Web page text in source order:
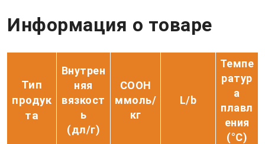
Информация о товаре
Тип
продук
та
Внутрен
няя
вязкост
ь
(дл/г)
COOH
ммоль/
кг
L/b
Темпе
ратур
а
плавл
ения
(°С)